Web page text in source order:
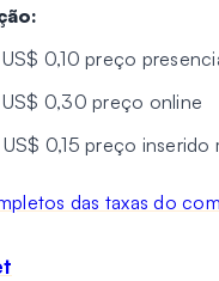
0,10 preço
0,30 preço online
0,15 preço inserido
das taxas do